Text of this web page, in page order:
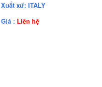
Xuất xứ: ITALY
Giá : Liên hệ